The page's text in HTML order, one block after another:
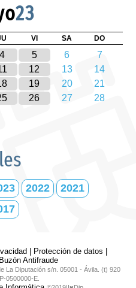
23
VI SA DO
4 5 6
7
12 13
14
19 20
21
26 27
28
2022
2021
| Protección de datos |
Buzón Antifraude
La Diputación s/n. 05001 - Ávila. (t) 920
0500000-E.